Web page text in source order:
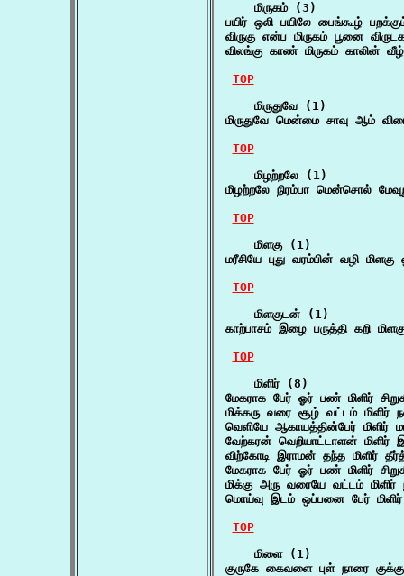
    மிருகம் (3)
பயிர் ஒலி பயிலே பைங்கூழ்
விருகு என்ப மிருகம் பூனை
விலங்கு காண் மிருகம்
TOP
    மிருதுவே (1)
மிருதுவே மென்மை சாவு ஆம்
TOP
    மிழற்றலே (1)
மிழற்றலே நிரம்பா மென்சொல்
TOP
    மிளகு (1)
மரீசியே புது வரம்பின் வழி
TOP
    மிளகுடன் (1)
காற்பாசம் இழை பருத்தி கறி
TOP
    மிளிர் (8)
மேகராக பேர் ஓர் பண் மிளிர்
மிக்கரு வரை சூழ் வட்டம் மிளிர்
வெளியே ஆகாயத்தின்பேர் மிளிர்
வேற்கரன் வெறியாட்டாளன்
விற்கோடி இராமன் தந்த மிளிர்
மேகராக பேர் ஓர் பண் மிளிர்
மிக்கு அரு வரையே வட்டம்
மொய்வு இடம் ஒப்பனை பேர்
TOP
    மிளை (1)
குருகே கைவளை புள் நாரை